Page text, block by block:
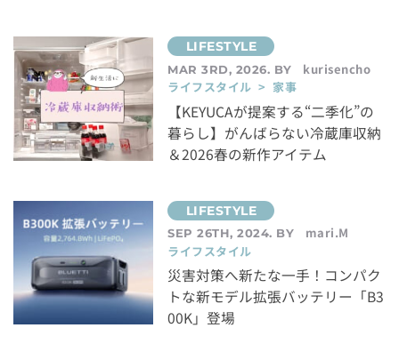
MAR 3RD, 2026. BY
kurisencho
ライフスタイル > 家事
【KEYUCAが提案する“二季化”の
暮らし】がんばらない冷蔵庫収納
＆2026春の新作アイテム
SEP 26TH, 2024. BY
mari.M
ライフスタイル
災害対策へ新たな一手！コンパク
トな新モデル拡張バッテリー「B3
00K」登場